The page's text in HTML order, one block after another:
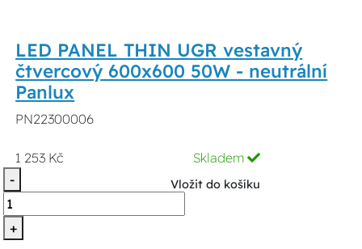
LED PANEL THIN UGR vestavný
čtvercový 600x600 50W - neutrální
Panlux
PN22300006
1 253 Kč
Skladem
-
+
Vložit do košíku